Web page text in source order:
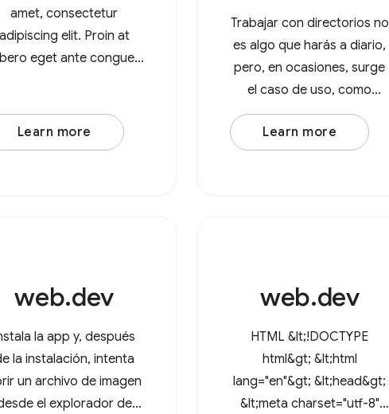
amet, consectetur
adipiscing elit. Proin at
eget ante congue
et posuere eu,
sed lorem. Lorem
Learn more
Trabajar con directorios no
es algo que harás a diario,
pero, en ocasiones, surge
el caso de uso, como
querer procesar todas las
imágenes de un directorio.
Learn more
web.dev
la app y, después
la instalación, intenta
un archivo de imagen
el explorador de
web.dev
HTML &lt;!DOCTYPE
html&gt; &lt;html
lang="en"&gt; &lt;head&gt;
&lt;meta charset="utf-8"